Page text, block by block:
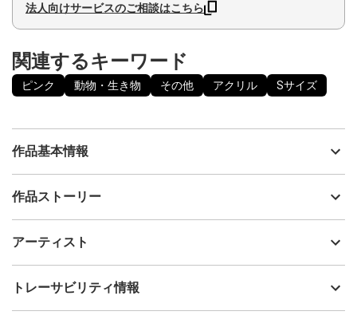
法人向けサービスのご相談はこちら
関連するキーワード
ピンク 動物・生き物 その他 アクリル Sサイズ
作品基本情報
出品者
制作年
アクリル
作品ストーリー
トロピカル背景と
紡ぎ上げてゆきました。
アーティスト
川瀬大樹
フォローする
トレーサビリティ情報